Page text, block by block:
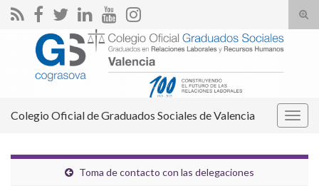
el
Search for:
Colegio Oficial de Graduados Sociales de Valencia
Toma de contacto con las delegaciones